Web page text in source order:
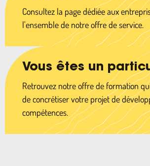
Consultez la page dédiée aux
l'ensemble de notre offre de service.
Vous êtes un
Retrouvez notre offre de formation
de concrétiser votre projet de
compétences.